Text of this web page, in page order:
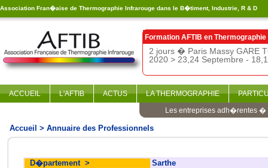
Association Fran�aise de Thermographie Infrarouge dans le B�timent, Industrie, R & D
Formation AFTIB en
2 jours � Paris Massy GARE
2020 > 23,24 Septembre -
ACCUEIL L'AFTIB ACTUS LA THERMOGRAPHIE
Les entreprises adh�rentes �
Accueil > Annuaire des Professionnels
D�partement >
Sarthe